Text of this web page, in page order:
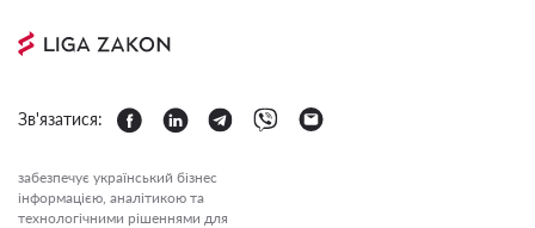
Зв'язатися:
забезпечує український бізнес
інформацією, аналітикою та
технологічними рішеннями для